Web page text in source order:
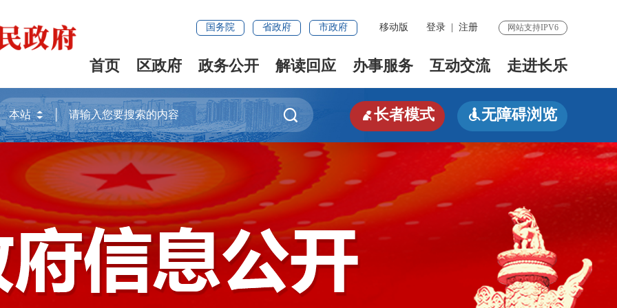
国务院 省政府 市政府 移动版 登录 注册 网站支持IPV6
首页 区政府 政务公开 解读回应 办事服务 互动交流 走进长乐
 长者模式 无障碍浏览